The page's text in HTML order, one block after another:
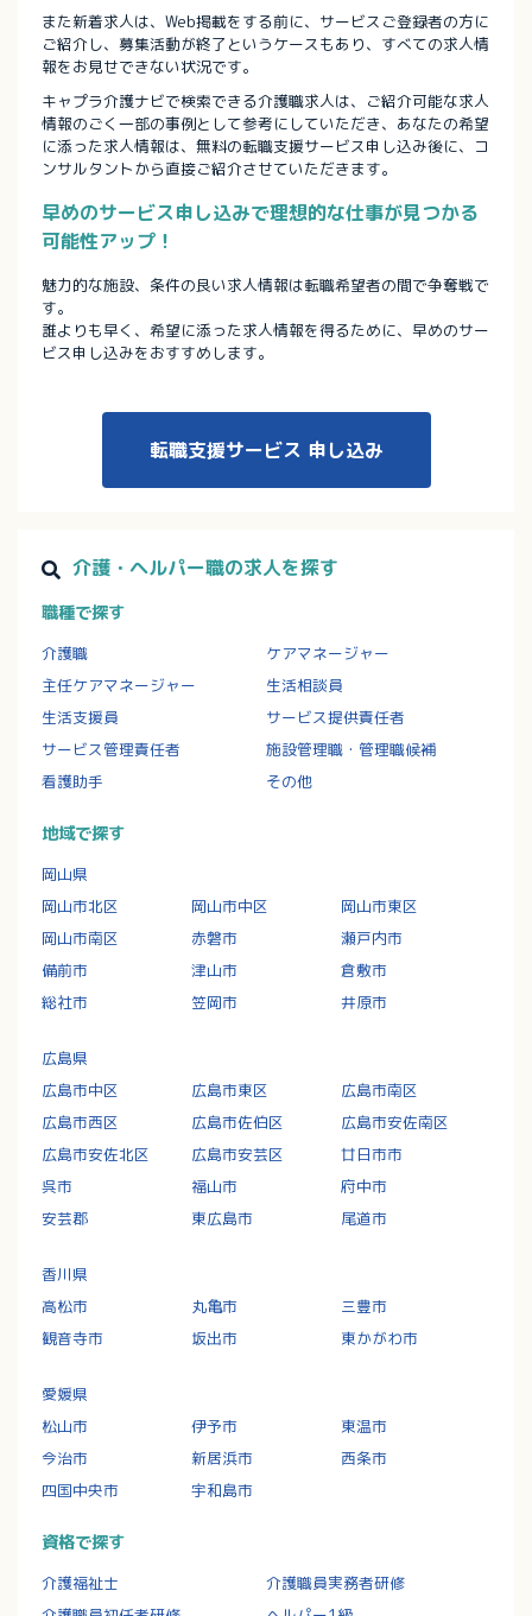
また新着求人は、Web掲載をする前に、サービスご登録者の方に
ご紹介し、募集活動が終了というケースもあり、すべての求人情
報をお見せできない状況です。
キャプラ介護ナビで検索できる介護職求人は、ご紹介可能な求人
情報のごく一部の事例として参考にしていただき、あなたの希望
に添った求人情報は、無料の転職支援サービス申し込み後に、コ
ンサルタントから直接ご紹介させていただきます。
早めのサービス申し込みで理想的な仕事が見つかる
可能性アップ！
魅力的な施設、条件の良い求人情報は転職希望者の間で争奪戦で
す。
誰よりも早く、希望に添った求人情報を得るために、早めのサー
ビス申し込みをおすすめします。
転職支援サービス 申し込み
介護・ヘルパー職の求人を探す
職種で探す
介護職
ケアマネージャー
主任ケアマネージャー
生活相談員
生活支援員
サービス提供責任者
サービス管理責任者
施設管理職・管理職候補
看護助手
その他
地域で探す
岡山県
岡山市北区
岡山市中区
岡山市東区
岡山市南区
赤磐市
瀬戸内市
備前市
津山市
倉敷市
総社市
笠岡市 井原市
広島県
広島市中区
広島市東区
広島市南区
広島市西区
広島市佐伯区
広島市安佐南区
広島市安佐北区
広島市安芸区
廿日市市
呉市
福山市
府中市
安芸郡
東広島市 尾道市
香川県
高松市
丸亀市
三豊市
観音寺市
坂出市 東かがわ市
愛媛県
松山市
伊予市
東温市
今治市
新居浜市
西条市
四国中央市
宇和島市
資格で探す
介護福祉士
介護職員実務者研修